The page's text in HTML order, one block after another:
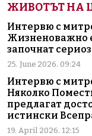
ЖИВОТЪТ НА
Интервю с
Жизненоважно
започнат
25. June 2026. 09:24
Интервю с
Няколко
предлагат
истински
19. April 2026. 12:15